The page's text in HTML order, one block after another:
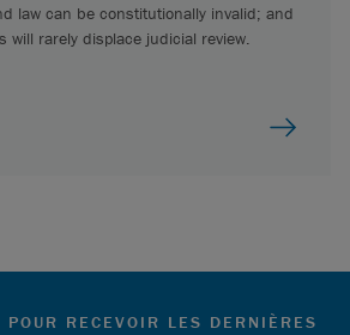
law can be constitutionally invalid; and
will rarely displace judicial review.
POUR RECEVOIR LES DERNIÈRES